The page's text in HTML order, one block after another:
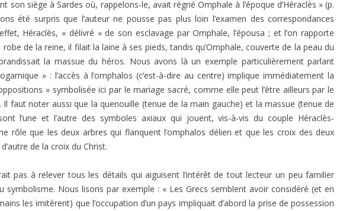
son siège à Sardes où, rappelons-le, avait régné Omphale à l’époque d’Héraclès » (p.
été surpris que l’auteur ne pousse pas plus loin l’examen des correspondances
Héraclès, « délivré » de son esclavage par Omphale, l’épousa ; et l’on rapporte
robe de la reine, il filait la laine à ses pieds, tandis qu’Omphale, couverte de la peau du
la massue du héros. Nous avons là un exemple particulièrement parlant
» : l’accès à l’omphalos (c’est-à-dire au centre) implique immédiatement la
» symbolisée ici par le mariage sacré, comme elle peut l’être ailleurs par le
Il faut noter aussi que la quenouille (tenue de la main gauche) et la massue (tenue de
l’une et l’autre des symboles axiaux qui jouent, vis-à-vis du couple Héraclès-
rôle que les deux arbres qui flanquent l’omphalos délien et que les croix des deux
de la croix du Christ.
pas à relever tous les détails qui aiguisent l’intérêt de tout lecteur un peu familier
symbolisme. Nous lisons par exemple : « Les Grecs semblent avoir considéré (et en
les imitèrent) que l’occupation d’un pays impliquait d’abord la prise de possession